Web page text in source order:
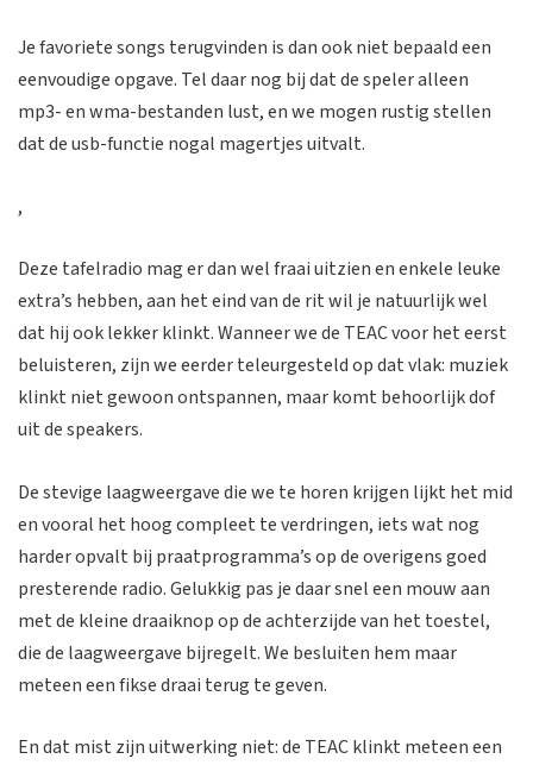
Je favoriete songs terugvinden is dan ook niet bepaald een
eenvoudige opgave. Tel daar nog bij dat de speler alleen
mp3- en wma-bestanden lust, en we mogen rustig stellen
dat de usb-functie nogal magertjes uitvalt.
,
Deze tafelradio mag er dan wel fraai uitzien en enkele leuke
extra’s hebben, aan het eind van de rit wil je natuurlijk wel
dat hij ook lekker klinkt. Wanneer we de TEAC voor het eerst
beluisteren, zijn we eerder teleurgesteld op dat vlak: muziek
klinkt niet gewoon ontspannen, maar komt behoorlijk dof
uit de speakers.
De stevige laagweergave die we te horen krijgen lijkt het mid
en vooral het hoog compleet te verdringen, iets wat nog
harder opvalt bij praatprogramma’s op de overigens goed
presterende radio. Gelukkig pas je daar snel een mouw aan
met de kleine draaiknop op de achterzijde van het toestel,
die de laagweergave bijregelt. We besluiten hem maar
meteen een fikse draai terug te geven.
En dat mist zijn uitwerking niet: de TEAC klinkt meteen een